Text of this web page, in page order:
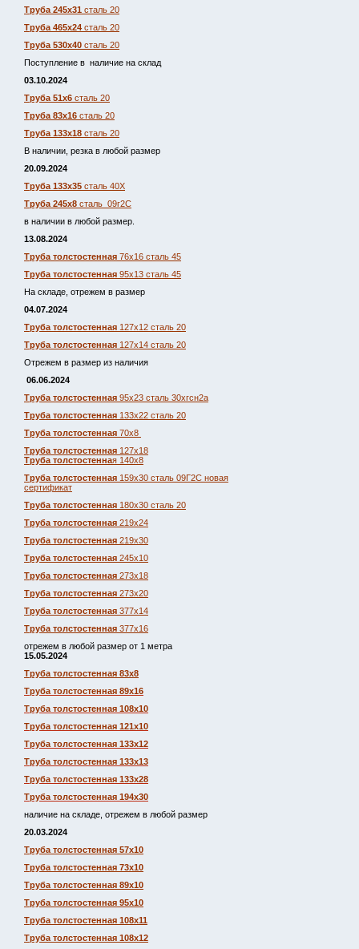
Труба 245х31 сталь 20
Труба 465х24 сталь 20
Труба 530х40 сталь 20
Поступление в наличие на склад
03.10.2024
Труба 51х6 сталь 20
Труба 83х16 сталь 20
Труба 133х18 сталь 20
В наличии, резка в любой размер
20.09.2024
Труба 133х35 сталь 40Х
Труба 245х8 сталь 09г2С
в наличии в любой размер.
13.08.2024
Труба толстостенная 76х16 сталь 45
Труба толстостенная 95х13 сталь 45
На складе, отрежем в размер
04.07.2024
Труба толстостенная 127х12 сталь 20
Труба толстостенная 127х14 сталь 20
Отрежем в размер из наличия
06.06.2024
Труба толстостенная 95х23 сталь 30хгсн2а
Труба толстостенная 133х22 сталь 20
Труба толстостенная 70х8
Труба толстостенная 127х18
Труба толстостенная 140х8
Труба толстостенная 159х30 сталь 09Г2С новая
сертификат
Труба толстостенная 180х30 сталь 20
Труба толстостенная 219х24
Труба толстостенная 219х30
Труба толстостенная 245х10
Труба толстостенная 273х18
Труба толстостенная 273х20
Труба толстостенная 377х14
Труба толстостенная 377х16
отрежем в любой размер от 1 метра
15.05.2024
Труба толстостенная 83х8
Труба толстостенная 89х16
Труба толстостенная 108х10
Труба толстостенная 121х10
Труба толстостенная 133х12
Труба толстостенная 133х13
Труба толстостенная 133х28
Труба толстостенная 194х30
наличие на складе, отрежем в любой размер
20.03.2024
Труба толстостенная 57х10
Труба толстостенная 73х10
Труба толстостенная 89х10
Труба толстостенная 95х10
Труба толстостенная 108х11
Труба толстостенная 108х12